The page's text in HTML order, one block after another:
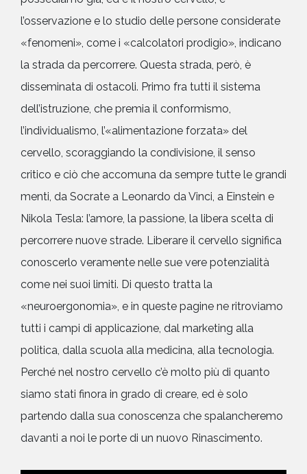
l’osservazione e lo studio delle persone considerate
«fenomeni», come i «calcolatori prodigio», indicano
la strada da percorrere. Questa strada, però, è
disseminata di ostacoli. Primo fra tutti il sistema
dell’istruzione, che premia il conformismo,
l’individualismo, l’«alimentazione forzata» del
cervello, scoraggiando la condivisione, il senso
critico e ciò che accomuna da sempre tutte le grandi
menti, da Socrate a Leonardo da Vinci, a Einstein e
Nikola Tesla: l’amore, la passione, la libera scelta di
percorrere nuove strade. Liberare il cervello significa
conoscerlo veramente nelle sue vere potenzialità
come nei suoi limiti. Di questo tratta la
«neuroergonomia», e in queste pagine ne ritroviamo
tutti i campi di applicazione, dal marketing alla
politica, dalla scuola alla medicina, alla tecnologia.
Perché nel nostro cervello c’è molto più di quanto
siamo stati finora in grado di creare, ed è solo
partendo dalla sua conoscenza che spalancheremo
davanti a noi le porte di un nuovo Rinascimento.